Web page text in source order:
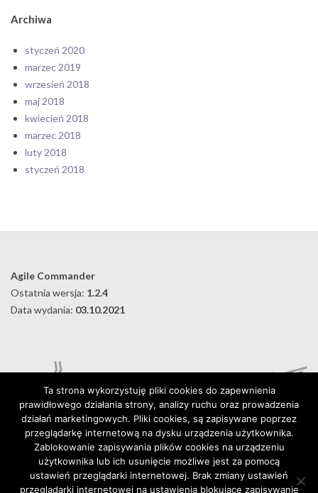
Archiwa
styczeń 2020
marzec 2019
wrzesień 2018
maj 2018
kwiecień 2018
marzec 2018
luty 2018
styczeń 2018
Agile Commander
Ostatnia wersja: 1.2.4
Data wydania: 03.10.2021
Digital Karabela – Andrzej Kilijański
76-015 Wyszebórz 32, Poland
Ta strona wykorzystuję pliki cookies do zapewnienia
prawidłowego działania strony, analizy ruchu oraz prowadzenia
działań marketingowych. Pliki cookies, są zapisywane poprzez
przeglądarkę internetową na dysku urządzenia użytkownika.
Zablokowanie zapisywania plików cookies na urządzeniu
użytkownika lub ich usunięcie możliwe jest za pomocą
ustawień przeglądarki internetowej. Brak zmiany ustawień
przeglądarki internetowej na ustawienia blokujące zapisywanie